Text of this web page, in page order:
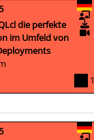
die perfekte
im Umfeld von
1